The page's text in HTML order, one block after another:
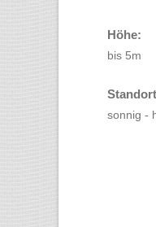
Höhe:
bis 5m
sonnig -